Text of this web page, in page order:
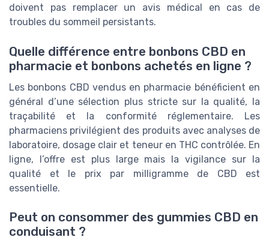
doivent pas remplacer un avis médical en cas de
troubles du sommeil persistants.
Quelle différence entre bonbons CBD en
pharmacie et bonbons achetés en ligne ?
Les bonbons CBD vendus en pharmacie bénéficient en
général d’une sélection plus stricte sur la qualité, la
traçabilité et la conformité réglementaire. Les
pharmaciens privilégient des produits avec analyses de
laboratoire, dosage clair et teneur en THC contrôlée. En
ligne, l’offre est plus large mais la vigilance sur la
qualité et le prix par milligramme de CBD est
essentielle.
Peut on consommer des gummies CBD en
conduisant ?